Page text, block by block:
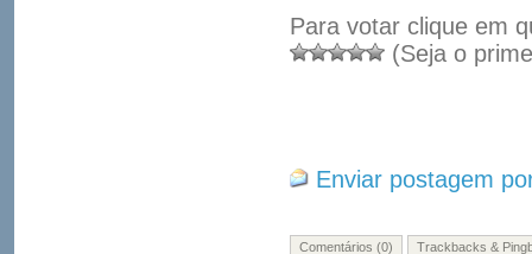
Para votar clique em
(Seja o
Enviar postagem
Comentários (0) Trackbacks &